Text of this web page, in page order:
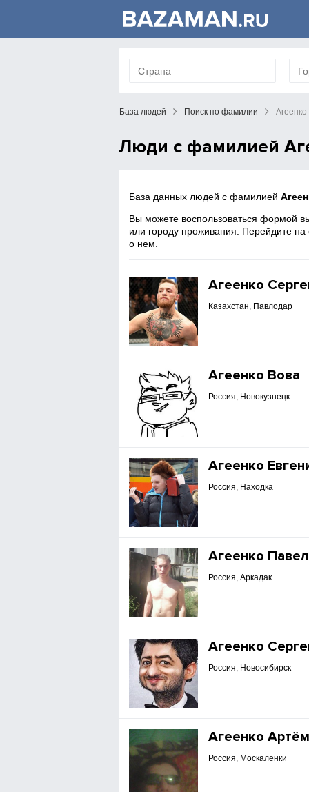
База людей Поиск по фамилии Агеенко
Люди с фамилией
База данных людей с фамилией
Вы можете воспользоваться формой
или городу проживания. Перейдите
о нем.
Агеенко
Казахстан, Павлодар
Агеенко Вова
Россия, Новокузнецк
Агеенко
Россия, Находка
Агеенко Павел
Россия, Аркадак
Агеенко
Россия, Новосибирск
Агеенко Артём
Россия, Москаленки